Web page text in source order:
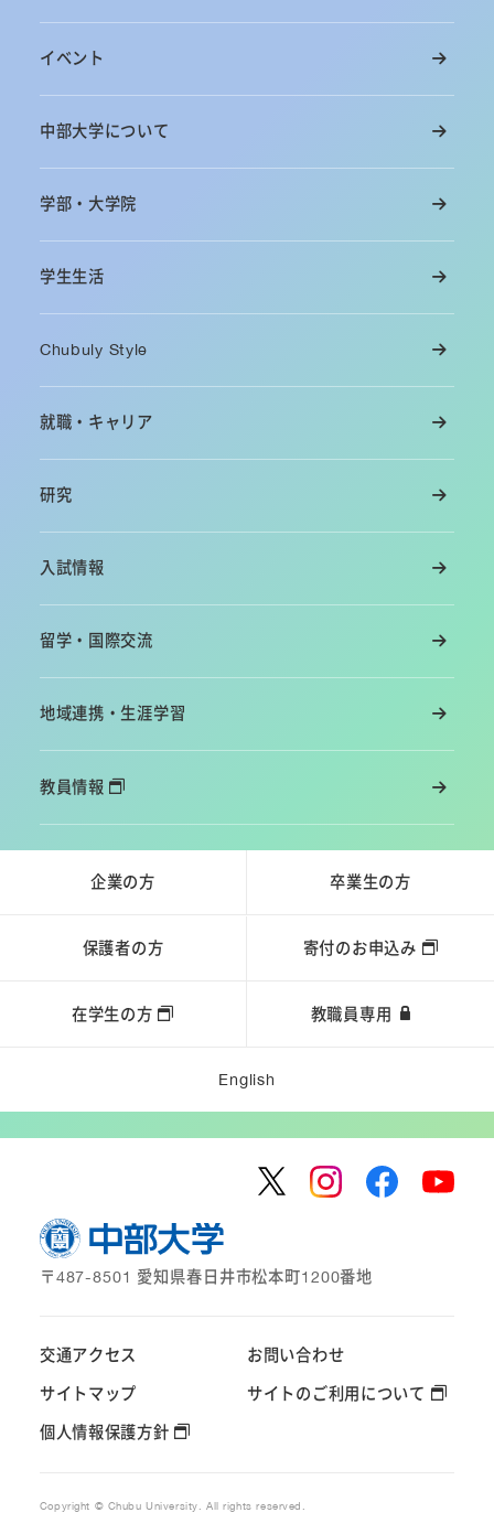
イベント
中部大学について
学部・大学院
学生生活
Chubuly Style
就職・キャリア
研究
入試情報
留学・国際交流
地域連携・生涯学習
教員情報
企業の方 卒業生の方
保護者の方 寄付のお申込み
在学生の方 教職員専用
English
〒487-8501 愛知県春日井市松本町1200番地
交通アクセス お問い合わせ
サイトマップ サイトのご利用について
個人情報保護方針
Copyright © Chubu University. All rights reserved.